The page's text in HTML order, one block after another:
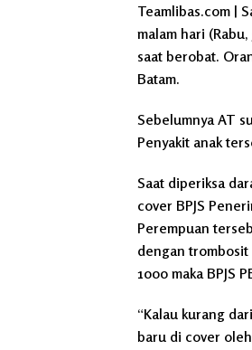
Teamlibas.com |
malam hari
saat berobat.
Batam.
Sebelumnya AT
Penyakit anak
Saat diperiksa
cover BPJS
Perempuan
dengan trombosit
1000 maka BPJS
“Kalau kurang
baru di cover